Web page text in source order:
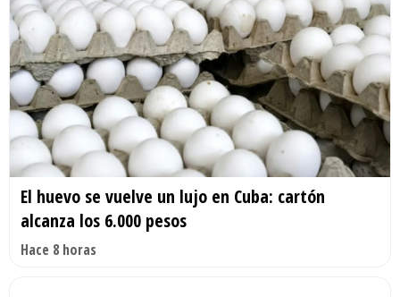
El huevo se vuelve un lujo en Cuba: cartón
alcanza los 6.000 pesos
Hace 8 horas